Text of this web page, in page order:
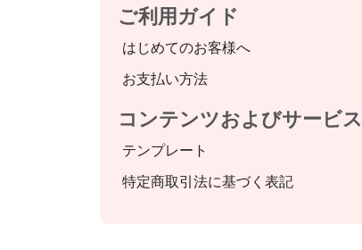
ご利用ガイド
はじめてのお客様へ
お支払い方法
コンテンツおよびサービス
テンプレート
特定商取引法に基づく表記